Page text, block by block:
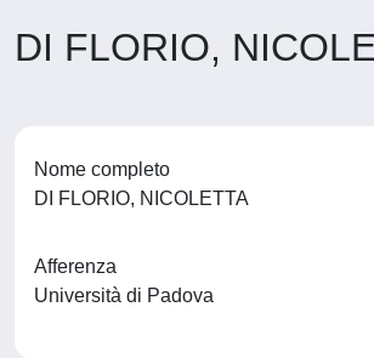
DI FLORIO,
Nome completo
DI FLORIO, NICOLETTA
Afferenza
Università di Padova